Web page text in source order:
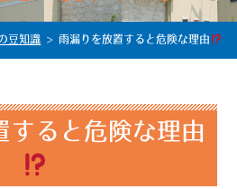
豆知識 > 雨漏りを放置すると危険な理由
すると危険な理由